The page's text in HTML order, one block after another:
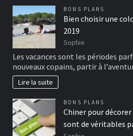
BONS PLANS
Bien choisir une
2019
Sophie
Les vacances sont les périodes
nouveaux copains, partir à
Lire la suite
BONS PLANS
Chiner pour
sont de véritables